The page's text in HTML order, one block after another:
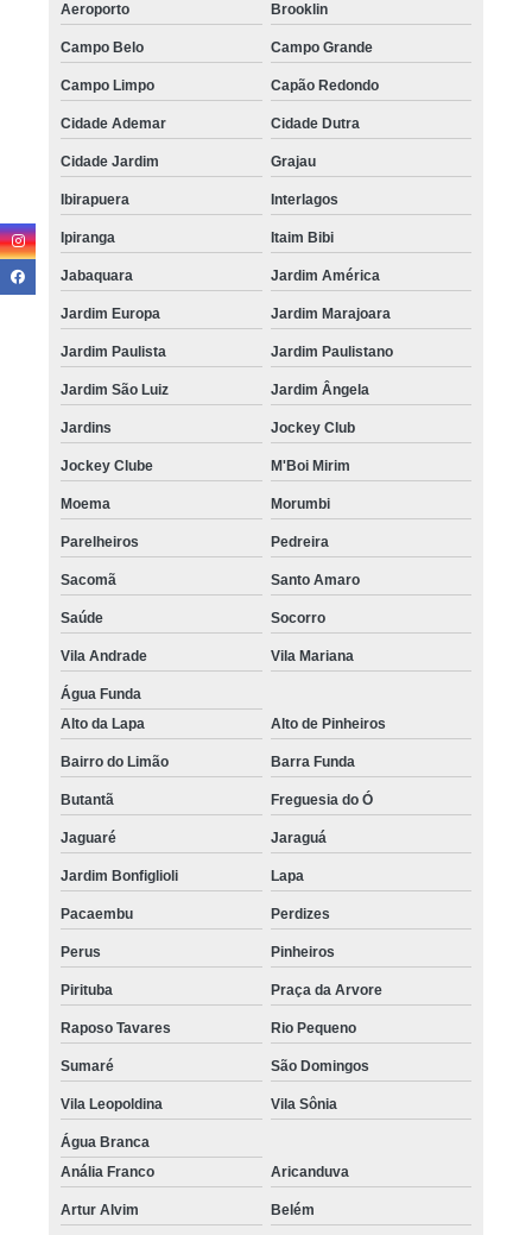
Aeroporto Brooklin
Campo Belo Campo Grande
Campo Limpo Capão Redondo
Cidade Ademar Cidade Dutra
Cidade Jardim Grajau
Ibirapuera Interlagos
Ipiranga Itaim Bibi
Jabaquara Jardim América
Jardim Europa Jardim Marajoara
Jardim Paulista Jardim Paulistano
Jardim São Luiz Jardim Ângela
Jardins Jockey Club
Jockey Clube M'Boi Mirim
Moema Morumbi
Parelheiros Pedreira
Sacomã Santo Amaro
Saúde Socorro
Vila Andrade Vila Mariana
Água Funda
Alto da Lapa
Alto de Pinheiros
Bairro do Limão Barra Funda
Butantã Freguesia do Ó
Jaguaré Jaraguá
Jardim Bonfiglioli Lapa
Pacaembu Perdizes
Perus Pinheiros
Pirituba Praça da Arvore
Raposo Tavares Rio Pequeno
Sumaré São Domingos
Vila Leopoldina Vila Sônia
Água Branca
Anália Franco
Aricanduva
Artur Alvim Belém